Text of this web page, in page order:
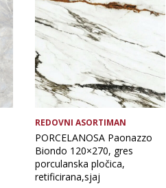
Debljina
Namjena pločice
REDOVNI ASORTIMAN
PORCELANOSA Paonazzo
Biondo 120×270, gres
porculanska pločica,
retificirana,sjaj